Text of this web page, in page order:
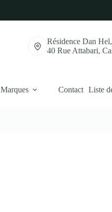
Résidence Dan Hel,
40 Rue Attabari,
Marques Contact Liste